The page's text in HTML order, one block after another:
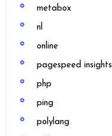
metabox
nl
online
pagespeed insights
php
ping
polylang